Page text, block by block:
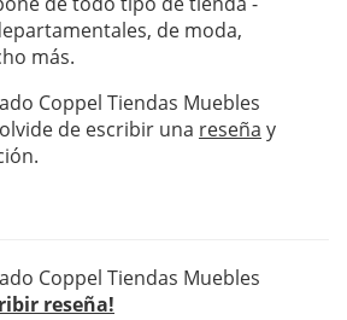
de moda,
más.
Coppel Tiendas Muebles
de escribir una reseña y
Coppel Tiendas Muebles
reseña!